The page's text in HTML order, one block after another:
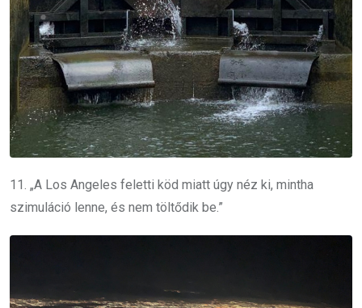
11. „A Los Angeles feletti köd miatt úgy néz ki, mintha
szimuláció lenne, és nem töltődik be.”